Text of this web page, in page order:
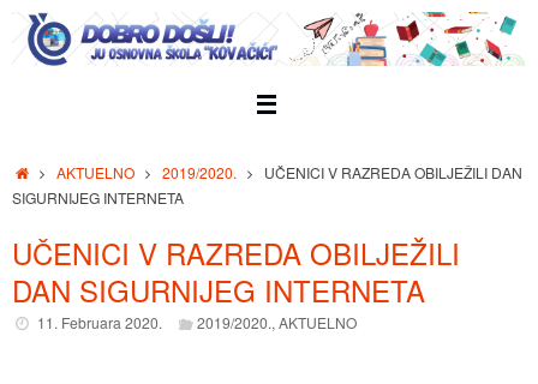
Skip
content
HomeAKTUELNO 2019/2020.
UČENICI V RAZREDA OBILJEŽILI DAN
SIGURNIJEG INTERNETA
UČENICI V RAZREDA OBILJEŽILI
DAN SIGURNIJEG INTERNETA
11. Februara 2020. 2019/2020.,AKTUELNO